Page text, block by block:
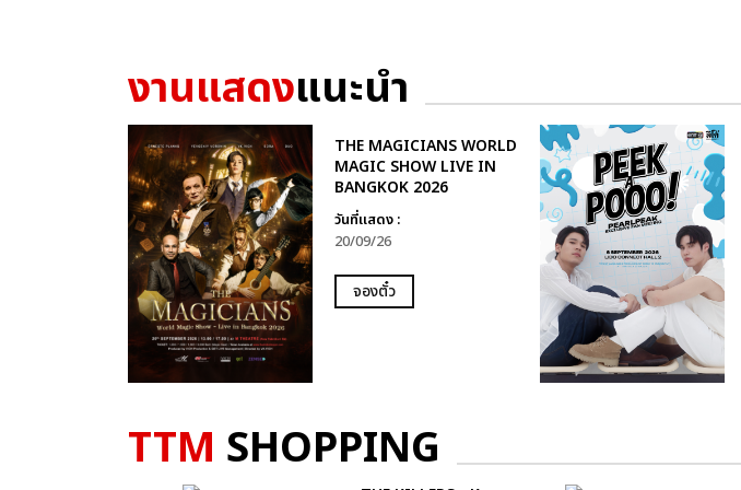
งานแสดงแนะนำ
THE MAGICIANS WORLD
MAGIC SHOW LIVE IN
BANGKOK 2026
วันที่แสดง :
20/09/26
จองตั๋ว
TTM SHOPPING